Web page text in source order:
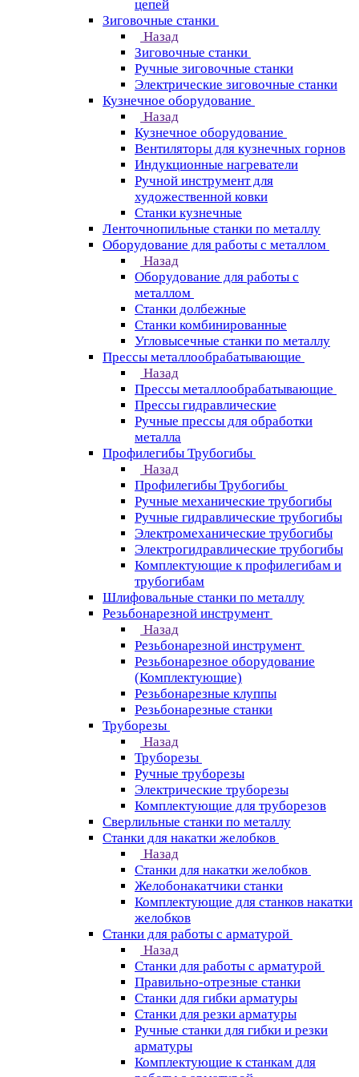
цепей
Зиговочные станки
Назад
Зиговочные станки
Ручные зиговочные станки
Электрические зиговочные станки
Кузнечное оборудование
Назад
Кузнечное оборудование
Вентиляторы для кузнечных горнов
Индукционные нагреватели
Ручной инструмент для
художественной ковки
Станки кузнечные
Ленточнопильные станки по металлу
Оборудование для работы с металлом
Назад
Оборудование для работы с
металлом
Станки долбежные
Станки комбинированные
Угловысечные станки по металлу
Прессы металлообрабатывающие
Назад
Прессы металлообрабатывающие
Прессы гидравлические
Ручные прессы для обработки
металла
Профилегибы Трубогибы
Назад
Профилегибы Трубогибы
Ручные механические трубогибы
Ручные гидравлические трубогибы
Электромеханические трубогибы
Электрогидравлические трубогибы
Комплектующие к профилегибам и
трубогибам
Шлифовальные станки по металлу
Резьбонарезной инструмент
Назад
Резьбонарезной инструмент
Резьбонарезное оборудование
(Комплектующие)
Резьбонарезные клуппы
Резьбонарезные станки
Труборезы
Назад
Труборезы
Ручные труборезы
Электрические труборезы
Комплектующие для труборезов
Сверлильные станки по металлу
Станки для накатки желобков
Назад
Станки для накатки желобков
Желобонакатчики станки
Комплектующие для станков накатки
желобков
Станки для работы с арматурой
Назад
Станки для работы с арматурой
Правильно-отрезные станки
Станки для гибки арматуры
Станки для резки арматуры
Ручные станки для гибки и резки
арматуры
Комплектующие к станкам для